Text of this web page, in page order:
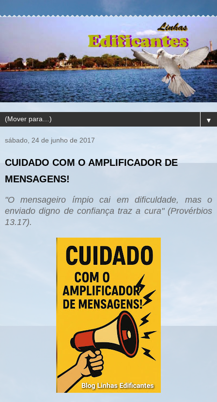
▼
sábado, 24 de junho de 2017
CUIDADO COM O AMPLIFICADOR DE
MENSAGENS!
"O mensageiro ímpio cai em dificuldade, mas o
enviado digno de confiança traz a cura" (Provérbios
13.17).